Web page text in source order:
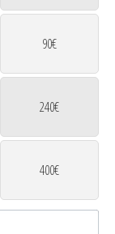
90€
240€
400€